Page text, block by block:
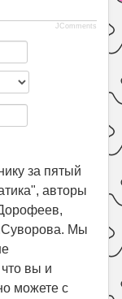
JComments
за пятый
авторы
Мы
вы и
можете с